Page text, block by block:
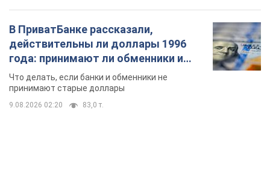
В ПриватБанке рассказали,
действительны ли доллары 1996
года: принимают ли обменники и
банки такие купюры
Что делать, если банки и обменники не
принимают старые доллары
9.08.2026 02:20 83,0 т.